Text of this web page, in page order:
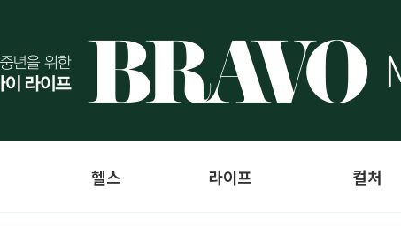
헬스 라이프 컬처